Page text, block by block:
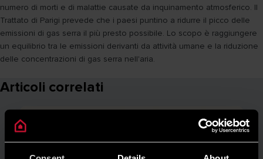
numero di morti e di malattie causate da inquinamento atmosferico. Il
Trattato di Parigi prevede che i paesi puntino a ridurre il picco delle
emissioni di gas serra il più presto possibile. Lo scopo è raggiungere
un equilibrio tra le emissioni derivanti da attività umane e la riduzione
delle concentrazioni di gas serra nell'aria.
Articoli correlati